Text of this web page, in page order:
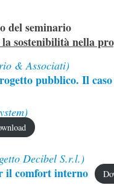
del seminario
sostenibilità nella
& Associati)
pubblico. Il
Decibel S.r.l.)
il comfort interno